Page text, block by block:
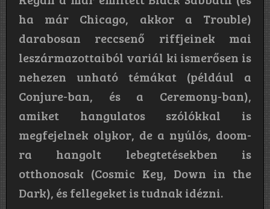
ha már Chicago, akkor a Trouble)
darabosan reccsenő riffjeinek mai
leszármazottaiból variál ki ismerősen is
nehezen unható témákat (például a
Conjure-ban, és a Ceremony-ban),
amiket hangulatos szólókkal is
megfejelnek olykor, de a nyúlós, doom-
ra hangolt lebegtetésekben is
otthonosak (Cosmic Key, Down in the
Dark), és fellegeket is tudnak idézni.